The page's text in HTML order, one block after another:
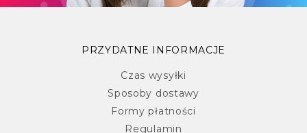
PRZYDATNE INFORMACJE
Czas wysyłki
Sposoby dostawy
Formy płatności
Regulamin